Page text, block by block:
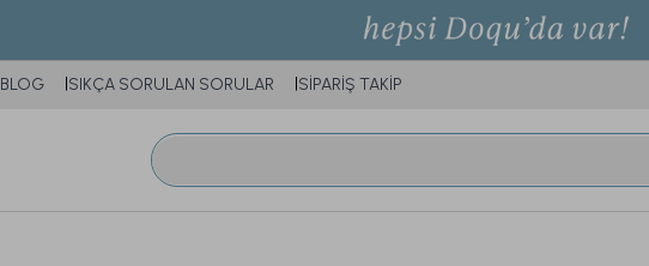
BLOG SIKÇA SORULAN SORULAR SİPARİŞ TAKİP